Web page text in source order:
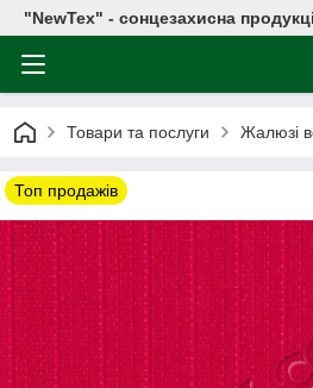
"NewTex" - сонцезахисна
Товари та послуги Жалюзі
Топ продажів